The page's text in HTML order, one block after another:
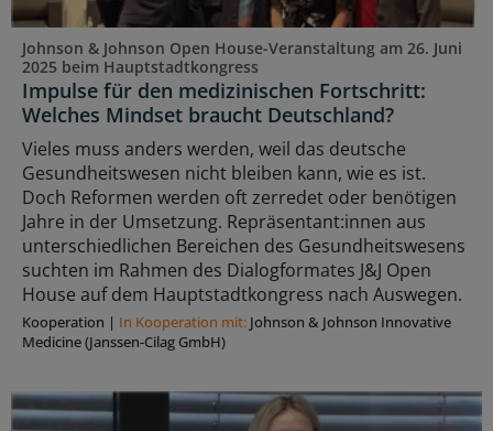
Johnson & Johnson Open House-Veranstaltung am 26. Juni
2025 beim Hauptstadtkongress
Impulse für den medizinischen Fortschritt:
Welches Mindset braucht Deutschland?
Vieles muss anders werden, weil das deutsche
Gesundheitswesen nicht bleiben kann, wie es ist.
Doch Reformen werden oft zerredet oder benötigen
Jahre in der Umsetzung. Repräsentant:innen aus
unterschiedlichen Bereichen des Gesundheitswesens
suchten im Rahmen des Dialogformates J&J Open
House auf dem Hauptstadtkongress nach Auswegen.
Kooperation | In Kooperation mit: Johnson & Johnson Innovative
Medicine (Janssen-Cilag GmbH)